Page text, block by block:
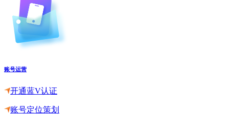
账号运营
开通蓝V认证
账号定位策划